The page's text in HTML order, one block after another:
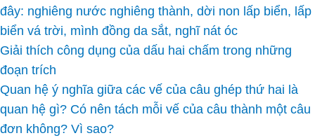
đây: nghiêng nước nghiêng thành, dời non lấp biển, lấp
biển vá trời, mình đồng da sắt, nghĩ nát óc
Giải thích công dụng của dấu hai chấm trong những
đoạn trích
Quan hệ ý nghĩa giữa các vế của câu ghép thứ hai là
quan hệ gì? Có nên tách mỗi vế của câu thành một câu
đơn không? Vì sao?